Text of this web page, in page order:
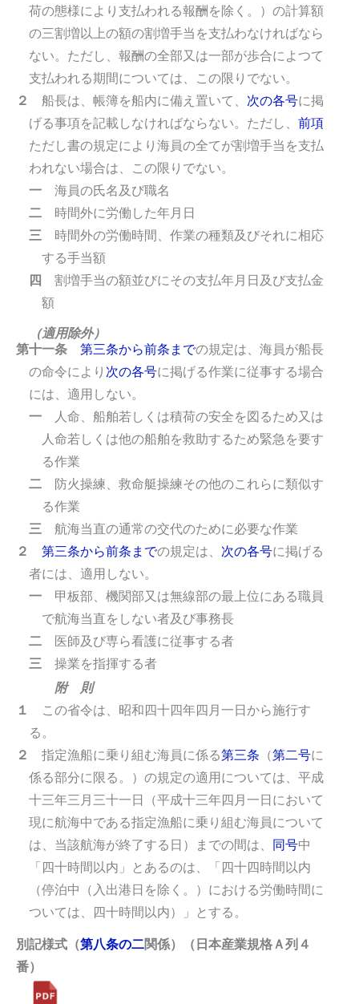
荷の態様により支払われる報酬を除く。）の計算額
の三割増以上の額の割増手当を支払わなければなら
ない。 ただし、報酬の全部又は一部が歩合によつて
支払われる期間については、この限りでない。
２ 船長は、帳簿を船内に備え置いて、 次の各号に掲
げる事項を記載しなければならない。 ただし、 前項
ただし書の規定により海員の全てが割増手当を支払
われない場合は、この限りでない。
一 海員の氏名及び職名
二 時間外に労働した年月日
三 時間外の労働時間、作業の種類及びそれに相応
する手当額
四 割増手当の額並びにその支払年月日及び支払金
額
（適用除外）
第十一条 第三条から前条までの規定は、海員が船長
の命令により 次の各号に掲げる作業に従事する場合
には、適用しない。
一
人命、船舶若しくは積荷の安全を図るため又は
人命若しくは他の船舶を救助するため緊急を要す
る作業
二 防火操練、救命艇操練その他のこれらに類似す
る作業
三 航海当直の通常の交代のために必要な作業
２ 第三条から前条までの規定は、 次の各号に掲げる
者には、適用しない。
一 甲板部、機関部又は無線部の最上位にある職員
で航海当直をしない者及び事務長
二 医師及び専ら看護に従事する者
三 操業を指揮する者
附 則
１ この省令は、昭和四十四年四月一日から施行す
る。
２ 指定漁船に乗り組む海員に係る第三条 （第二号に
係る部分に限る。）の規定の適用については、平成
十三年三月三十一日（平成十三年四月一日において
現に航海中である指定漁船に乗り組む海員について
は、当該航海が終了する日）までの間は、 同号中
「四十時間以内」とあるのは、「四十四時間以内
（停泊中（入出港日を除く。）における労働時間に
ついては、四十時間以内）」とする。
別記様式（第八条の二関係）（日本産業規格Ａ列４
番）